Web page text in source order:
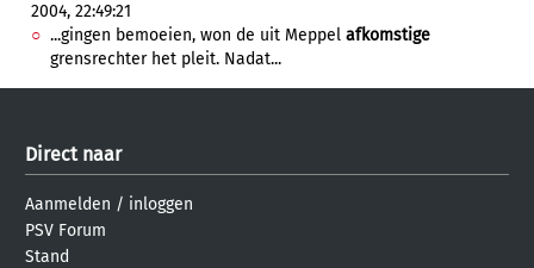
2004, 22:49:21
...gingen bemoeien, won de uit Meppel afkomstige
grensrechter het pleit. Nadat...
Direct naar
Aanmelden / inloggen
PSV Forum
Stand